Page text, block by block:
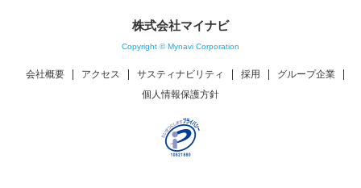
株式会社マイナビ
Copyright © Mynavi Corporation
会社概要 アクセス サスティナビリティ 採用
グループ企業
個人情報保護方針